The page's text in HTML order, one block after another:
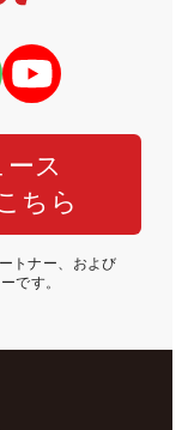
ス
ちら
トナー、および
です。